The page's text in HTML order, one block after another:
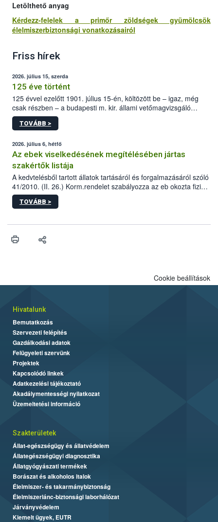
Letölthető anyag
Kérdezz-felelek a primőr zöldségek gyümölcsök
élelmiszerbiztonsági vonatkozásairól
Friss hírek
2026. július 15, szerda
125 éve történt
125 évvel ezelőtt 1901. július 15-én, költözött be – igaz, még
csak részben – a budapesti m. kir. állami vetőmagvizsgáló
állomás a Kis Rókus utca 15. szám alatti, Czigler Győző által
tervezett új épületébe.
TOVÁBB >
2026. július 6, hétfő
Az ebek viselkedésének megítélésében jártas
szakértők listája
A kedvtelésből tartott állatok tartásáról és forgalmazásáról szóló
41/2010. (II. 26.) Korm.rendelet szabályozza az eb okozta fizikai
sérülés, illetve ennek veszélye keletkezésekor felmerülő
hatósági feladatokat, valamint a veszélyes eb tartását és annak
vonni az ebek viselkedésének megítélésében jártas szakértőt.
TOVÁBB >
Cookie beállítások
Hivatalunk
Bemutatkozás
Szervezeti felépítés
Gazdálkodási adatok
Felügyeleti szervünk
Projektek
Kapcsolódó linkek
Adatkezelési tájékoztató
Akadálymentességi nyilatkozat
Üzemeltetési információ
Szakterületek
Állat-egészségügy és állatvédelem
Állategészségügyi diagnosztika
Állatgyógyászati termékek
Borászat és alkoholos italok
Élelmiszer- és takarmánybiztonság
Élelmiszerlánc-biztonsági laborhálózat
Járványvédelem
Kiemelt ügyek, EUTR